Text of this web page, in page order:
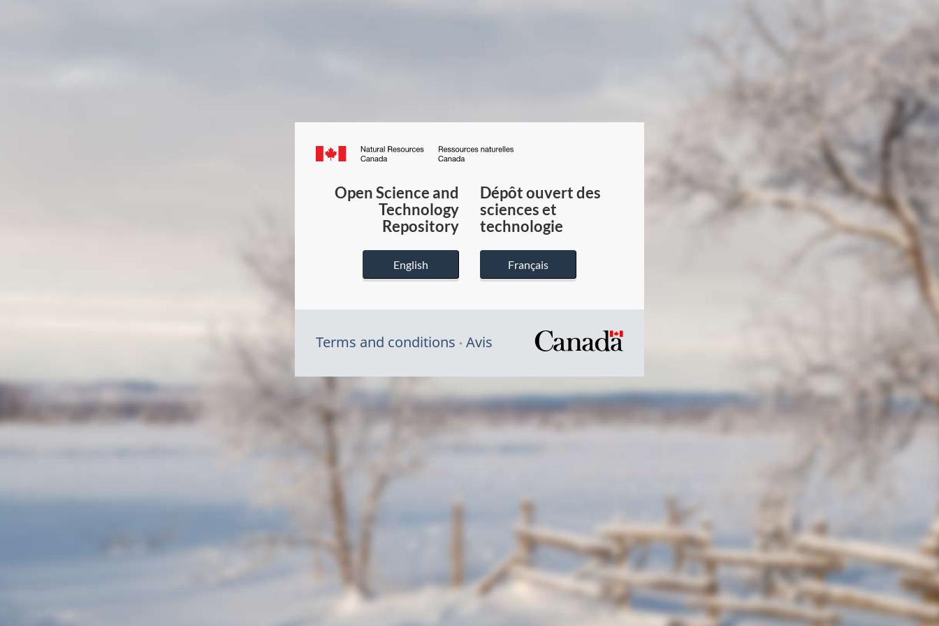
Canada.ca
du
Canada
Open Science and
Technology
Repository
English
Dépôt ouvert des
sciences et
technologie
Français
Terms and conditions Avis
/
du
gouvernement
du